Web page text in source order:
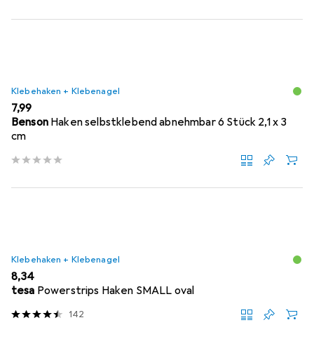
Klebehaken + Klebenagel
EUR
7,99
Benson Haken selbstklebend abnehmbar 6 Stück 2,1 x 3
cm
Klebehaken + Klebenagel
EUR
8,34
tesa Powerstrips Haken SMALL oval
142